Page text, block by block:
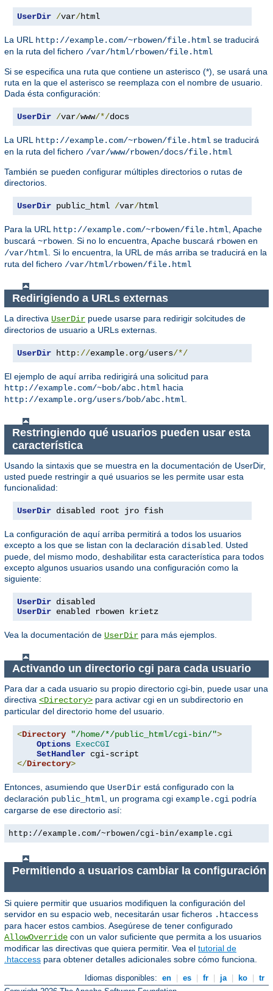
UserDir /var/html
La URL http://example.com/~rbowen/file.html se traducirá
en la ruta del fichero /var/html/rbowen/file.html
Si se especifica una ruta que contiene un asterisco (*), se usará una
ruta en la que el asterisco se reemplaza con el nombre de usuario.
Dada ésta configuración:
UserDir /var/www/*/docs
La URL http://example.com/~rbowen/file.html se traducirá
en la ruta del fichero /var/www/rbowen/docs/file.html
También se pueden configurar múltiples directorios o rutas de
directorios.
UserDir public_html /var/html
Para la URL http://example.com/~rbowen/file.html, Apache
buscará ~rbowen. Si no lo encuentra, Apache buscará rbowen en
/var/html. Si lo encuentra, la URL de más arriba se traducirá en la
ruta del fichero /var/html/rbowen/file.html
Redirigiendo a URLs externas
La directiva UserDir puede usarse para redirigir solcitudes de
directorios de usuario a URLs externas.
UserDir http://example. org/users/*/
El ejemplo de aquí arriba redirigirá una solicitud para
http://example.com/~bob/abc.html hacia
http://example.org/users/bob/abc.html
Restringiendo qué usuarios pueden usar esta
característica
Usando la sintaxis que se muestra en la documentación de UserDir,
usted puede restringir a qué usuarios se les permite usar esta
funcionalidad:
UserDir disabled root jro fish
La configuración de aquí arriba permitirá a todos los usuarios
excepto a los que se listan con la declaración disabled
. Usted
puede, del mismo modo, deshabilitar esta característica para todos
excepto algunos usuarios usando una configuración como la
siguiente:
UserDir
UserDir enabled rbowen krietz
Vea la documentación de UserDir para más ejemplos.
Activando un directorio cgi para cada usuario
Para dar a cada usuario su propio directorio cgi-bin, puede usar una
directiva <Directory> para activar cgi en un subdirectorio en
particular del directorio home del usuario.
<Directory "/home/*/public_html/cgi-bin/">
Options ExecCGI
SetHandler
</Directory>
Entonces, asumiendo que UserDir está configurado con la
declaración public_html , un programa cgi example.cgi podría
cargarse de ese directorio así:
http://example.com/~rbowen/cgi-bin/example.cgi
Permitiendo a usuarios cambiar la configuración
Si quiere permitir que usuarios modifiquen la configuración del
servidor en su espacio web, necesitarán usar ficheros .htaccess
para hacer estos cambios. Asegúrese de tener configurado
AllowOverride con un valor suficiente que permita a los usuarios
modificar las directivas que quiera permitir. Vea el tutorial de
.htaccess para obtener detalles adicionales sobre cómo funciona.
Idiomas disponibles: en es fr ja ko
tr